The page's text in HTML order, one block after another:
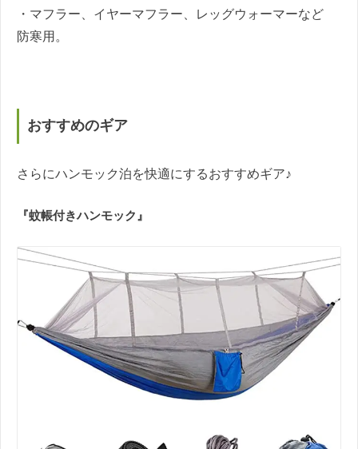
・マフラー、イヤーマフラー、レッグウォーマーなど
防寒用。
おすすめのギア
さらにハンモック泊を快適にするおすすめギア♪
『蚊帳付きハンモック』